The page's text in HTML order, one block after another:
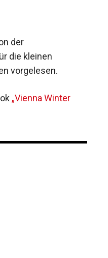
der
die kleinen
vorgelesen.
„Vienna Winter